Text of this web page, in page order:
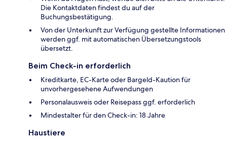
Die Kontaktdaten findest du auf der
Buchungsbestätigung.
Von der Unterkunft zur Verfügung gestellte Informationen
werden ggf. mit automatischen Übersetzungstools
übersetzt.
Beim Check-in erforderlich
Kreditkarte, EC-Karte oder Bargeld-Kaution für
unvorhergesehene Aufwendungen
Personalausweis oder Reisepass ggf. erforderlich
Mindestalter für den Check-in: 18 Jahre
Haustiere